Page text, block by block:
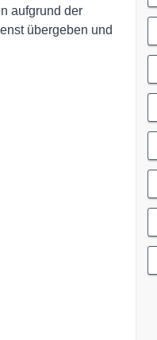
aufgrund der
übergeben und